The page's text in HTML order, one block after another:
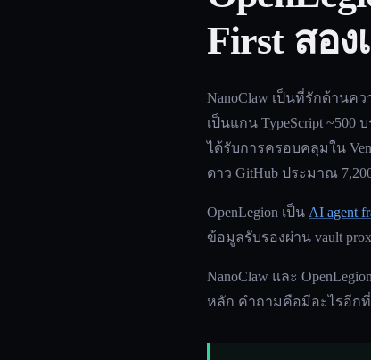
First สอ
NanoClaw เป็นที่รักด้านค
เป็นแกน TypeScript
ได้รับการครอบคลุมใน
ดาว GitHub ประมาณ
OpenLegion เป็น AI agent
ข้อมูลรับรองผ่าน vault
NanoClaw และ
หลัก คำถามคือมีอะไรอีก